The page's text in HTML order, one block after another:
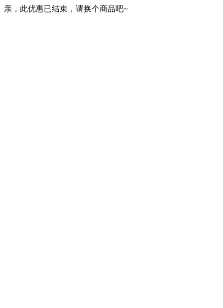
亲，此优惠已结束，请换个商品吧~